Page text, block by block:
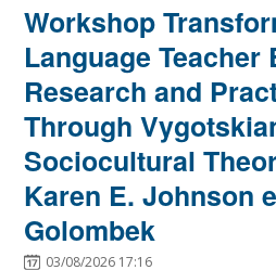
Workshop
Language Teacher
Research and
Through
Sociocultural
Karen E. Johnson
Golombek
03/08/2026 17:16